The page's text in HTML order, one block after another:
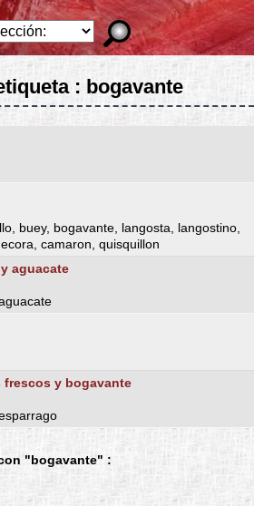
: bogavante
buey, bogavante, langosta, langostino,
camaron, quisquillon
aguacate
frescos y bogavante
"bogavante" :